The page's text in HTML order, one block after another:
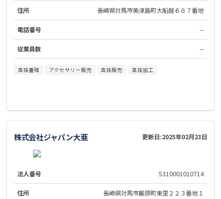
住所 長崎県対馬市美津島町大船越６８７番地
電話番号 --
従業員数 --
真珠養殖 アクセサリー販売 真珠販売 真珠加工
株式会社ジャパン大亜 更新日:2025年02月23日
法人番号 5310001010714
住所 長崎県対馬市厳原町東里２２３番地１